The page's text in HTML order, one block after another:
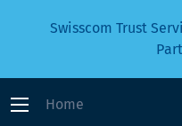
Swisscom Trust
Home